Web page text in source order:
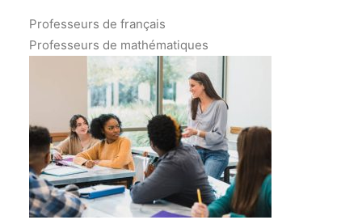
Professeurs de français
Professeurs de mathématiques